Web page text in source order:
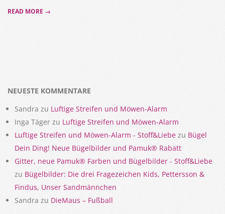
READ MORE →
NEUESTE KOMMENTARE
Sandra zu Luftige Streifen und Möwen-Alarm
Inga Täger zu Luftige Streifen und Möwen-Alarm
Luftige Streifen und Möwen-Alarm - Stoff&Liebe zu Bügel
Dein Ding! Neue Bügelbilder und Pamuk® Rabatt
Gitter, neue Pamuk® Farben und Bügelbilder - Stoff&Liebe
zu Bügelbilder: Die drei Fragezeichen Kids, Pettersson &
Findus, Unser Sandmännchen
Sandra zu DieMaus – Fußball